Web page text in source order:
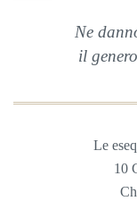
Ne
il
Le
10